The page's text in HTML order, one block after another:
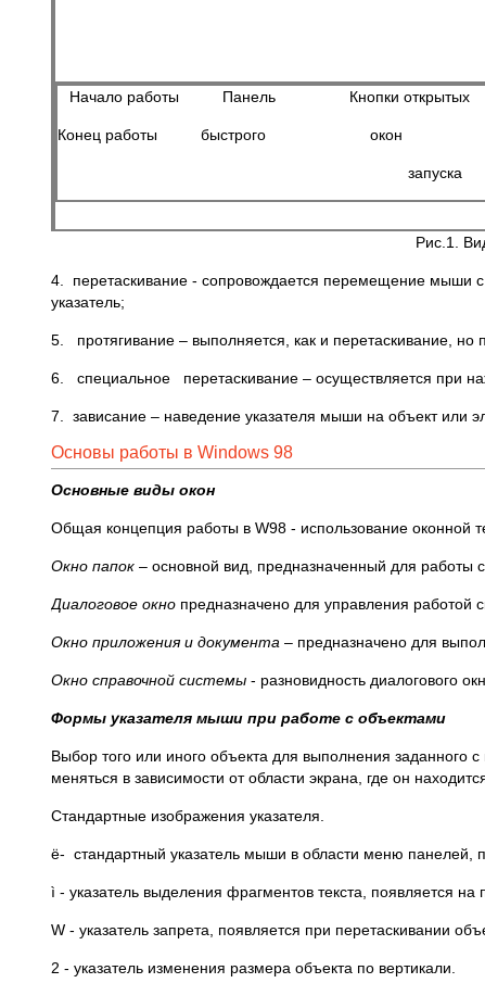
Начало работы Панель Кнопки
Конец работы быстрого
запуска
Рис.1.
4. перетаскивание - сопровождается перемещение мыши
указатель;
5. протягивание – выполняется, как и перетаскивание,
6. специальное перетаскивание – осуществляется при
7. зависание – наведение указателя мыши на объект или
Основы работы в Windows 98
Основные виды окон
Общая концепция работы в W98 - использование оконной
Окно папок – основной вид, предназначенный для работы
Диалоговое окно предназначено для управления работой
Окно приложения и документа – предназначено для
Окно справочной системы - разновидность диалогового
Формы указателя мыши при работе с объектами
Выбор того или иного объекта для выполнения
меняться в зависимости от области экрана, где он
Стандартные изображения указателя.
ë- стандартный указатель мыши в области меню панелей,
ì - указатель выделения фрагментов текста, появляется на
W - указатель запрета, появляется при перетаскивании
2 - указатель изменения размера объекта по вертикали.